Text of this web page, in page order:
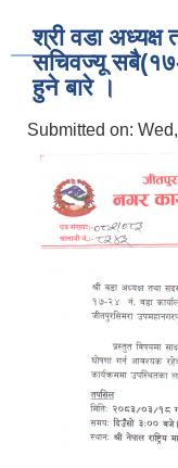
श्री वडा
सचिवज्यू
हुने बारे ।
Submitted on: